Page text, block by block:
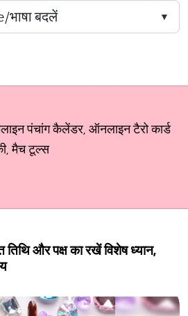
पंचांग कैलेंडर, ऑनलाइन टैरो कार्ड
मैच टूल्स
तिथि और पक्ष का रखें विशेष ध्यान,